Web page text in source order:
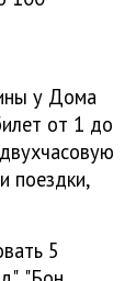
у Дома
от 1 до
поездки,
5